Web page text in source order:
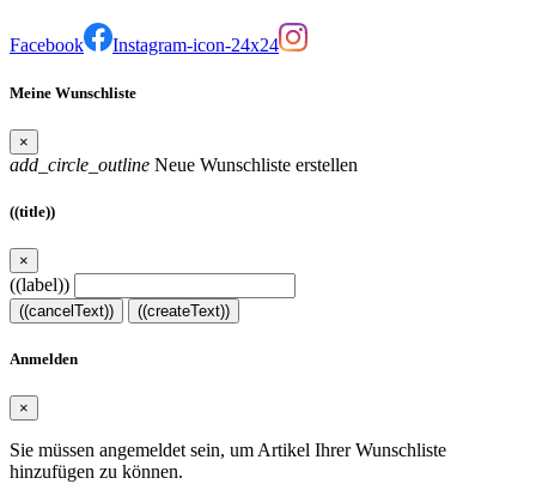
Facebook Instagram-icon-24x24
Meine Wunschliste
×
add_circle_outline Neue Wunschliste erstellen
((title))
×
((label))
((cancelText)) ((createText))
Anmelden
×
Sie müssen angemeldet sein, um Artikel Ihrer Wunschliste
hinzufügen zu können.